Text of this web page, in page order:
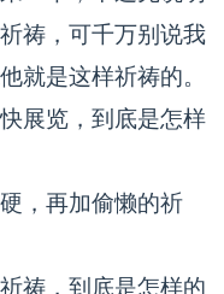
祷，可千万别说我
就是这样祈祷的。
展览，到底是怎样
，再加偷懒的祈
祷，到底是怎样的